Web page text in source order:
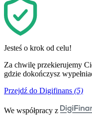
Jesteś o krok od celu!
Za chwilę przekierujemy
gdzie dokończysz
Przejdź do Digifinans (5)
We współpracy z